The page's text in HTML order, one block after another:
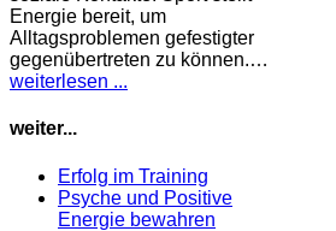
Energie bereit, um
Alltagsproblemen gefestigter
gegenübertreten zu können.…
weiterlesen ...
weiter...
Erfolg im Training
Psyche und Positive
Energie bewahren